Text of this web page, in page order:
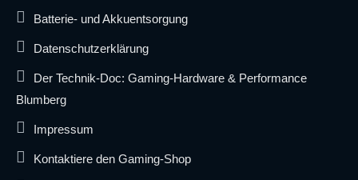
Batterie- und Akkuentsorgung
Datenschutzerklärung
Der Technik-Doc: Gaming-Hardware & Performance
Blumberg
Impressum
Kontaktiere den Gaming-Shop